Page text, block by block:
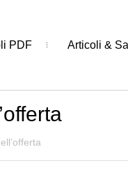
PDF Articoli &